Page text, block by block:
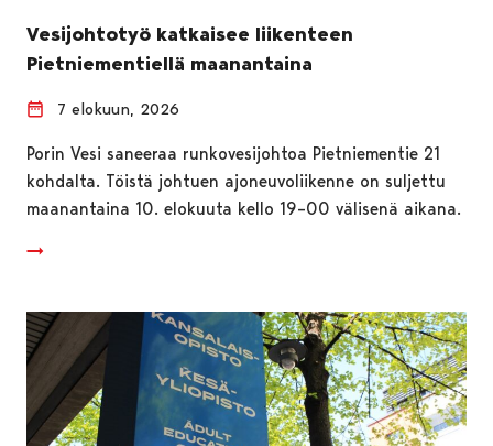
Vesijohtotyö katkaisee liikenteen
Pietniementiellä maanantaina
7 elokuun, 2026
Porin Vesi saneeraa runkovesijohtoa Pietniementie 21
kohdalta. Töistä johtuen ajoneuvoliikenne on suljettu
maanantaina 10. elokuuta kello 19–00 välisenä aikana.